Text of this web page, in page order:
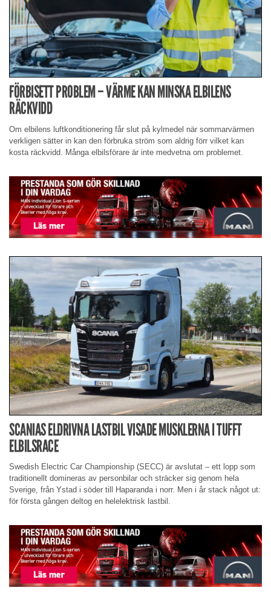
FÖRBISETT PROBLEM – VÄRME KAN MINSKA ELBILENS
RÄCKVIDD
Om elbilens luftkonditionering får slut på kylmedel när sommarvärmen
verkligen sätter in kan den förbruka ström som aldrig förr vilket kan
kosta räckvidd. Många elbilsförare är inte medvetna om problemet.
SCANIAS ELDRIVNA LASTBIL VISADE MUSKLERNA I TUFFT
ELBILSRACE
Swedish Electric Car Championship (SECC) är avslutat – ett lopp som
traditionellt domineras av personbilar och sträcker sig genom hela
Sverige, från Ystad i söder till Haparanda i norr. Men i år stack något ut:
för första gången deltog en helelektrisk lastbil.